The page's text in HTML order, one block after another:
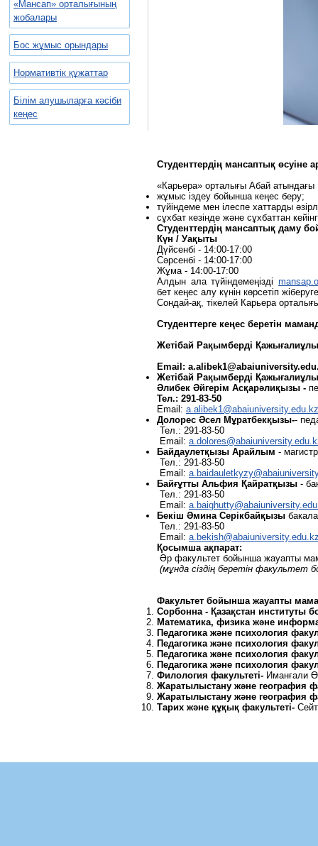
«Мансап» орталығының
жобалары
Бос жұмыс орындары
Нормативтік құжаттар
Білім алушыларға кәсіби
кеңес
Студенттердің мансаптық өсуіне
«Карьера» орталығы Абай атындағы
жұмыс іздеу бойынша кеңес беру;
түйіндеме мен ілеспе хаттарды
сұхбат кезінде және сұхбаттан
Студенттердің мансаптық даму
Күн / Уақыты
Дүйсенбі - 14:00-17:00
Сәрсенбі - 14:00-17:00
Жұма - 14:00-17:00
Алдын ала түйіндемеңізді
бет кеңес алу күнін көрсетіп
Сондай-ақ, тікелей Карьера
Студенттерге кеңес беретін
Жетібай Рақымберді
Email:
Жетібай Рақымберді
Әлибек Әйгерім Асқарәлиқызы -
Тел.: 291-83-50
Email: a.alibek1@abaiuniversity.edu.kz
Долорес Әсел Мұратбекқызы--
Тел.: 291-83-50
Email:
Байдаулетқызы Арайлым -
Тел.: 291-83-50
Email: a. baidauletkyzy@abaiuniversity
Байғұтты Альфия Қайратқызы -
Тел.: 291-83-50
Email:
Бекіш Әмина Серікбайқызы
Тел.: 291-83-50
Email:
Қосымша ақпарат:
Әр факультет бойынша жауапты
(мұнда сіздің беретін факультет
Факультет бойынша жауапты
Сорбонна - Қазақстан институты
Математика, физика және
Педагогика және психология
Педагогика және психология
Педагогика және психология
Педагогика және психология
Филология факультеті- Иманғали
Жаратылыстану және география
Жаратылыстану және география
Тарих және құқық факультеті-